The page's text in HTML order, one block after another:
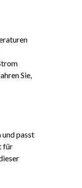
Sie,
passt
für